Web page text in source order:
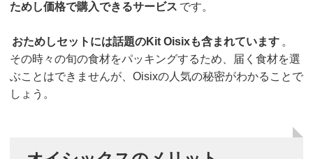
ためし価格で購入できるサービス です。
おためしセットには話題のKit Oisixも含まれています 。
その時々の旬の食材をパッキングするため、届く食材を選
ぶことはできませんが、Oisixの人気の秘密がわかることで
しょう。